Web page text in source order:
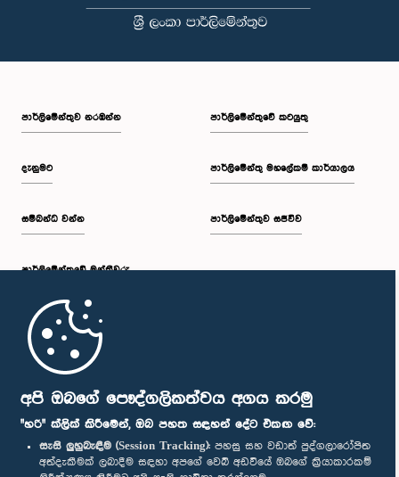
අපි ඔබගේ පෞද්ගලිකත්වය අගය කරමු
"හරි" ක්ලික් කිරීමෙන්, ඔබ පහත සඳහන් දේට එකඟ වේ:
සැසි ලුහුබැඳීම (Session Tracking): පහසු සහ වඩාත් පුද්ගලාරෝපිත
අත්දැකීමක් ලබාදීම සඳහා අපගේ වෙබ් අඩවියේ ඔබගේ ක්‍රියාකාරකම්
පාර්ලි‌මේන්තුව නරඹන්න
දැනුමට
සම්බන්ධ වන්න
පාර්ලි‌මේන්තුවේ මන්ත්‍රීවරු
මුල් පිටුව
පාර්ලිමේන්තුවේ කටයුතු
පාර්ලිමේන්තු මහලේකම් කාර්යාලය
පාර්ලිමේන්තුව සජීවීව
පාර්ලිමේන්තු ජංගම යෙදුම